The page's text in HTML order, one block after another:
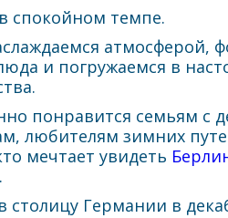
спокойном темпе.
атмосферой,
и погружаемся в
понравится семьям с
любителям зимних
мечтает увидеть
столицу Германии в